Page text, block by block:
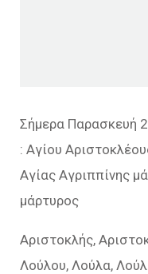
Σήμερα Παρασκευή
: Αγίου
Αγίας Αγριππίνης
μάρτυρος
Αριστοκλής,
Λούλου, Λούλα,